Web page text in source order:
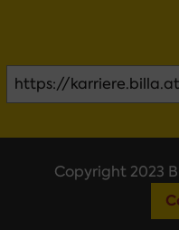
Copyright 2023